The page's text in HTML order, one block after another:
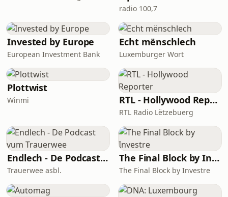
radio 100,7
Invested by Europe
European Investment Bank
Echt mënschlech
Luxemburger Wort
Plottwist
Winmi RTL - Hollywood Reporter
RTL Radio Lëtzebuerg
Endlech - De Podcast vum Trauerwee
Trauerwee asbl.
The Final Block by Investre
The Final Block by Investre